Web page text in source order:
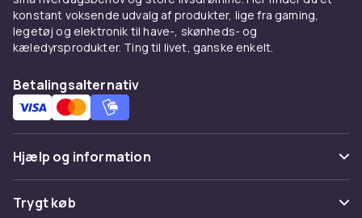
konstant voksende udvalg af produkter, lige fra gaming,
legetøj og elektronik til have-, skønheds- og
kæledyrsprodukter. Ting til livet, ganske enkelt.
Betalingsalternativ
Hjælp og information
Ofte stillede spørgsmål
Trygt køb